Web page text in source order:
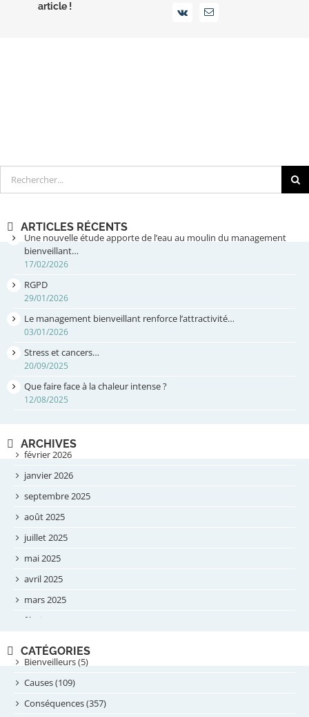
article !
Vk Email
Rechercher
ARTICLES RÉCENTS
Une nouvelle étude apporte de l’eau au moulin du management
bienveillant…
17/02/2026
RGPD
29/01/2026
Le management bienveillant renforce l’attractivité…
03/01/2026
Stress et cancers…
20/09/2025
Que faire face à la chaleur intense ?
12/08/2025
ARCHIVES
février 2026
janvier 2026
septembre 2025
août 2025
juillet 2025
mai 2025
avril 2025
mars 2025
février 2025
septembre 2024
août 2024
juillet 2024
CATÉGORIES
Bienveilleurs (5)
Causes (109)
Conséquences (357)